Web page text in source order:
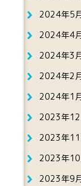
2024年5
2024年4
2024年3
2024年2
2024年1
2023年12
2023年11
2023年10
2023年9